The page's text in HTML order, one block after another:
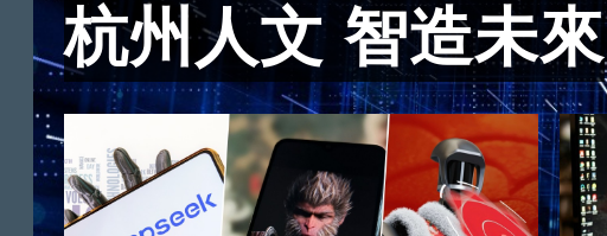
杭州人文 智造未來